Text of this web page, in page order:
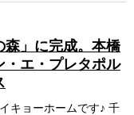
森」に完成。本橋
・エ・プレタポル
キョーホームです♪ 千